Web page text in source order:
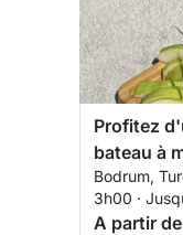
Profitez
bateau à
Bodrum,
3h00 ·
A partir